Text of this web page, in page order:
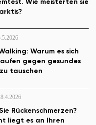
Wie meisterten sie
Warum es sich
gegen gesundes
tauschen
Rückenschmerzen?
liegt es an Ihren